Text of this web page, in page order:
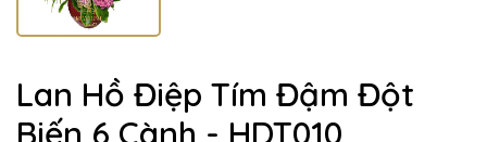
Lan Hồ Điệp Tím Đậm Đột
Biến 6 Cành - HDT010